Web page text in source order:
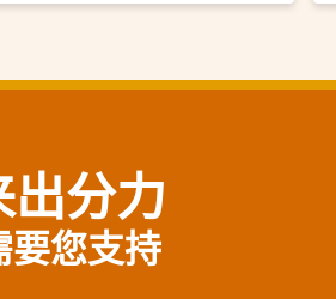
分力
要您支持